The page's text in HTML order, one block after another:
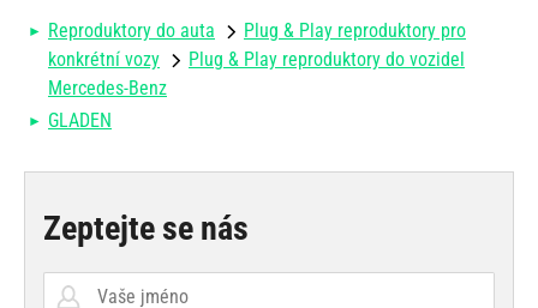
Reproduktory do auta
Plug & Play reproduktory pro
konkrétní vozy
Plug & Play reproduktory do vozidel
Mercedes-Benz
GLADEN
Zeptejte se nás